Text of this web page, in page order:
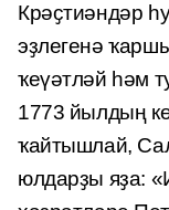
Крәҫтиәндәр
эҙлегенә
ҡеүәтләй һәм
1773 йылдың
ҡайтышлай,
юлдарҙы яҙа: